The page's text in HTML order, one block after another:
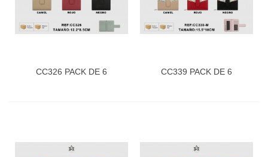
CC326 PACK DE 6 CC339 PACK DE 6